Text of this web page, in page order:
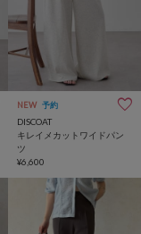
NEW 予約
DISCOAT
キレイメカットワイドパン
ツ
¥6,600